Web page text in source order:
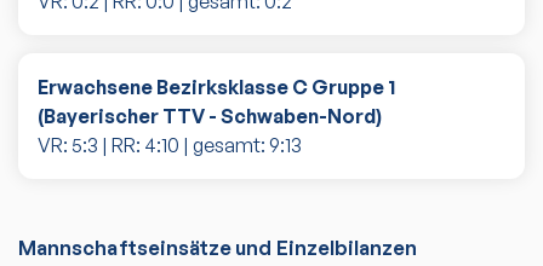
Erwachsene Bezirksklasse C Gruppe 1
(Bayerischer TTV - Schwaben-Nord)
VR: 5:3 | RR: 4:10 | gesamt: 9:13
Mannschaftseinsätze und Einzelbilanzen